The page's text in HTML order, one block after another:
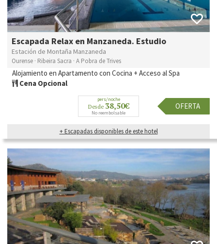
Escapada Relax en Manzaneda. Estudio
Estación de Montaña Manzaneda
Ourense · Ribeira Sacra · A Pobra de Trives
Alojamiento en Apartamento con Cocina + Acceso al Spa
Cena Opcional
pers/noche
Desde 38,50€
No reembolsable
OFERTA
+ Escapadas disponibles de este hotel